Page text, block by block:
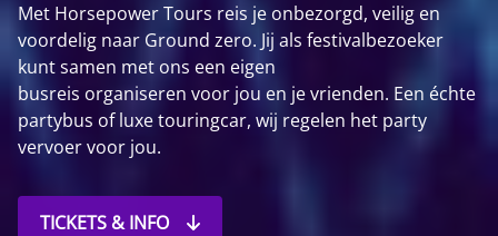
Met Horsepower Tours reis je onbezorgd, veilig en
voordelig naar Ground zero. Jij als festivalbezoeker
kunt samen met ons een eigen
busreis organiseren voor jou en je vrienden. Een échte
partybus of luxe touringcar, wij regelen het party
vervoer voor jou.
TICKETS & INFO